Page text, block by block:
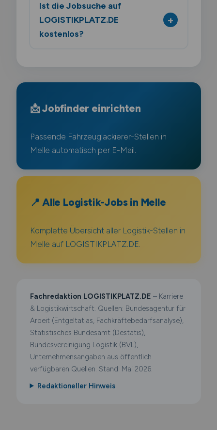
Ist die Jobsuche auf
LOGISTIKPLATZ.DE
kostenlos?
📩 Jobfinder einrichten
Passende Fahrzeuglackierer-Stellen in
Melle automatisch per E-Mail.
📍 Alle Logistik-Jobs in Melle
Komplette Übersicht aller Logistik-Stellen in
Melle auf LOGISTIKPLATZ.DE.
Fachredaktion LOGISTIKPLATZ.DE – Karriere
& Logistikwirtschaft. Quellen: Bundesagentur für
Arbeit (Entgeltatlas, Fachkräftebedarfsanalyse),
Statistisches Bundesamt (Destatis),
Bundesvereinigung Logistik (BVL),
Unternehmensangaben aus öffentlich
verfügbaren Quellen. Stand: Mai 2026.
Redaktioneller Hinweis